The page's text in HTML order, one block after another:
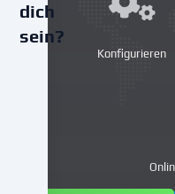
Konfigurieren
dich
sein?